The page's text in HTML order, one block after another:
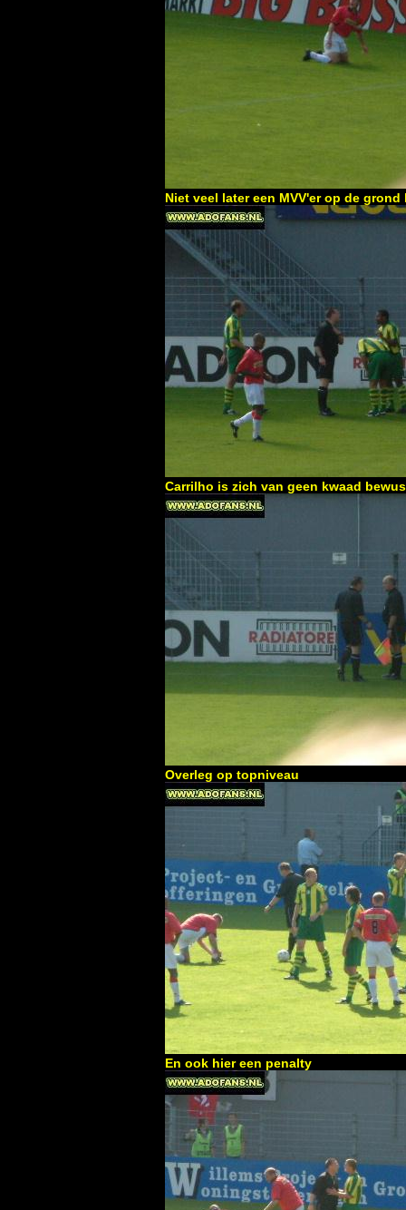
Niet veel later een MVV'er op de
Carrilho is zich van geen kwaad
Overleg op topniveau
En ook hier een penalty